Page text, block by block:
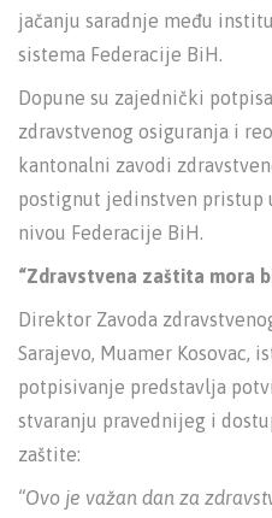
jačanju saradnje među
sistema Federacije BiH.
Dopune su zajednički
zdravstvenog osiguranja i
kantonalni zavodi
postignut jedinstven pristup
nivou Federacije BiH.
“Zdravstvena zaštita mora
Direktor Zavoda
Sarajevo, Muamer Kosovac,
potpisivanje predstavlja
stvaranju pravednijeg i
zaštite:
“Ovo je važan dan za